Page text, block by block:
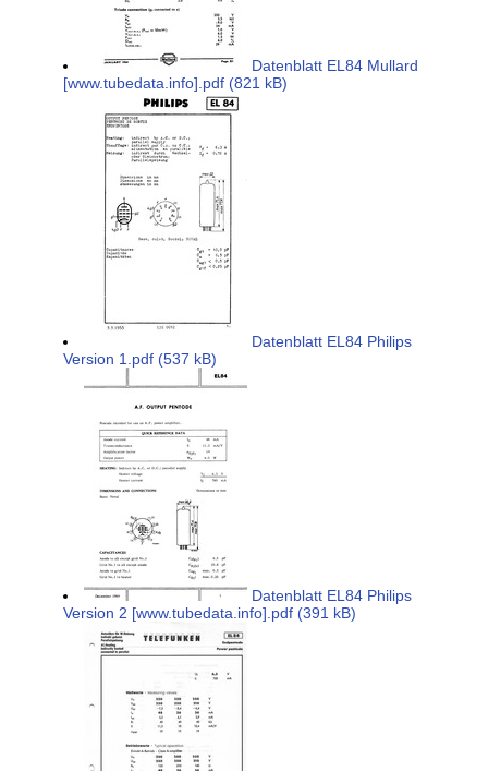
Datenblatt EL84 Mullard
[www.tubedata.info].pdf (821 kB)
Datenblatt EL84 Philips
Version 1.pdf (537 kB)
Datenblatt EL84 Philips
Version 2 [www.tubedata.info].pdf (391 kB)